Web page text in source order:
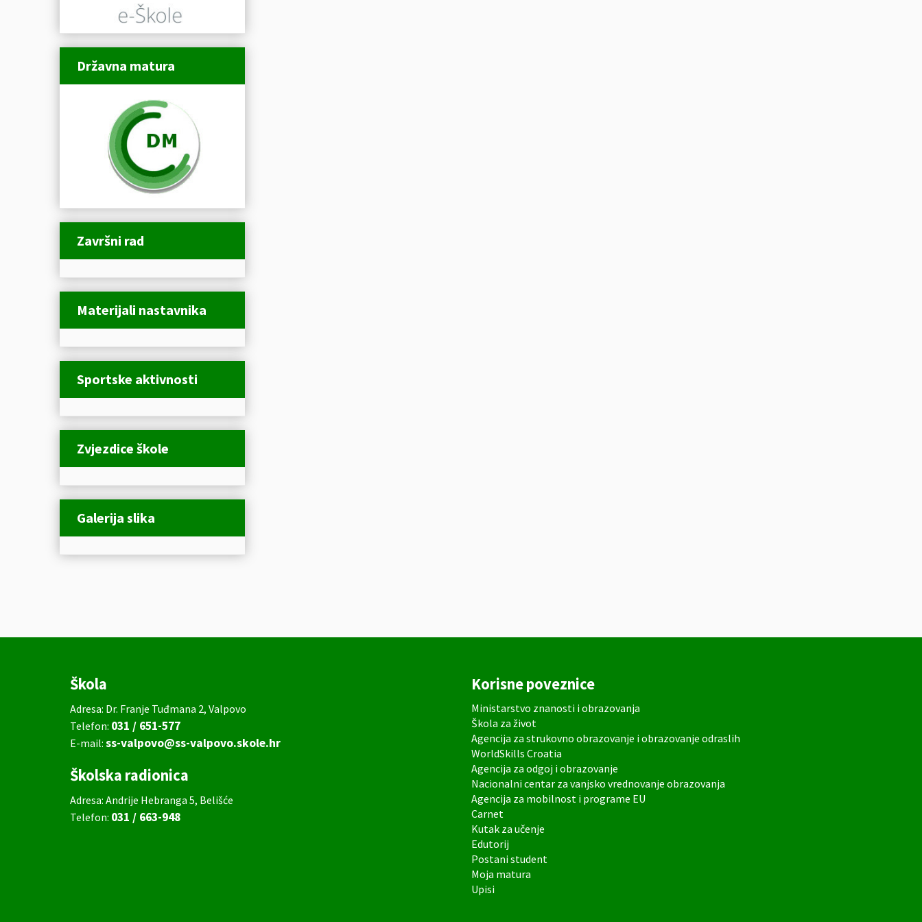
Državna matura
Završni rad
Materijali nastavnika
Sportske aktivnosti
Zvjezdice škole
Galerija slika
Škola
Adresa: Dr. Franje Tuđmana 2, Valpovo
Telefon: 031 / 651-577
E-mail: ss-valpovo@ss-valpovo.skole.hr
Školska radionica
Adresa: Andrije Hebranga 5, Belišće
Telefon: 031 / 663-948
Korisne poveznice
Ministarstvo znanosti i obrazovanja
Škola za život
Agencija za strukovno obrazovanje i obrazovanje odraslih
WorldSkills Croatia
Agencija za odgoj i obrazovanje
Nacionalni centar za vanjsko vrednovanje obrazovanja
Agencija za mobilnost i programe EU
Carnet
Kutak za učenje
Edutorij
Postani student
Moja matura
Upisi